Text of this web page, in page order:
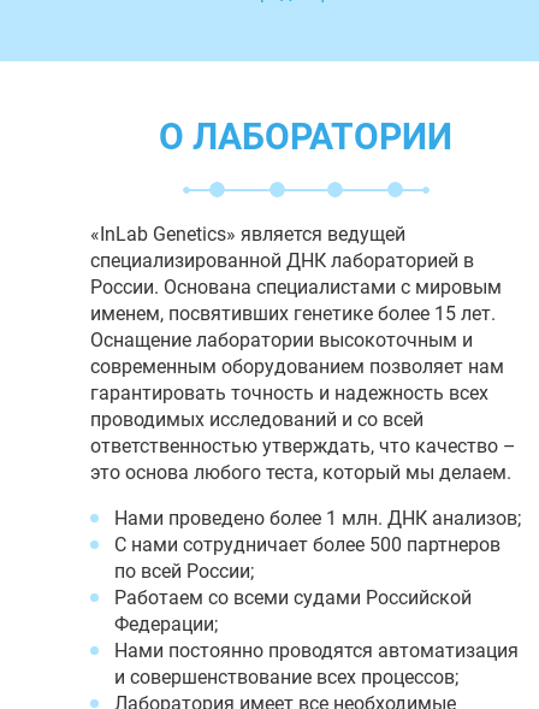
О ЛАБОРАТОРИИ
«InLab Genetics» является ведущей
специализированной ДНК лабораторией в
России. Основана специалистами с мировым
именем, посвятивших генетике более 15 лет.
Оснащение лаборатории высокоточным и
современным оборудованием позволяет нам
гарантировать точность и надежность всех
проводимых исследований и со всей
ответственностью утверждать, что качество –
это основа любого теста, который мы делаем.
Нами проведено более 1 млн. ДНК анализов;
С нами сотрудничает более 500 партнеров
по всей России;
Работаем со всеми судами Российской
Федерации;
Нами постоянно проводятся автоматизация
и совершенствование всех процессов;
Лаборатория имеет все необходимые